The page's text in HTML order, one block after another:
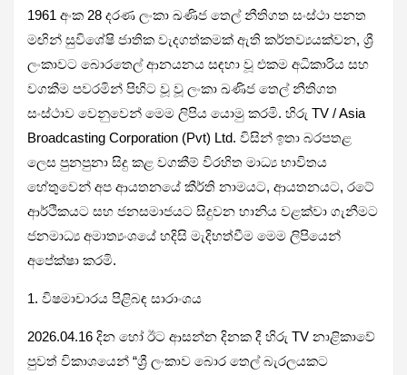
1961 අංක 28 දරණ ලංකා ඛණිජ තෙල් නීතිගත සංස්ථා පනත
මඟින් සුවිශේෂි ජාතික වැදගත්කමක් ඇති කර්තව්‍යයක්වන, ශ්‍රී
ලංකාවට බොරතෙල් ආනයනය සඳහා වූ එකම අධිකාරිය සහ
වගකීම පවරමින් පිහිට වූ වූ ලංකා ඛණිජ තෙල් නීතිගත
සංස්ථාව වෙනුවෙන් මෙම ලිපිය යොමු කරමි. හිරු TV / Asia
Broadcasting Corporation (Pvt) Ltd. විසින් ඉතා බරපතළ
ලෙස පුනපුනා සිදු කළ වගකීම් විරහිත මාධ්‍ය භාවිතය
හේතුවෙන් අප ආයතනයේ කීර්ති නාමයට, ආයතනයට, රටේ
ආර්ථිකයට සහ ජනසමාජයට සිදුවන හානිය වළක්වා ගැනීමට
ජනමාධ්‍ය අමාත්‍යංශයේ හදිසි මැදිහත්වීම මෙම ලිපියෙන්
අපේක්ෂා කරමි.
1. විෂමාචාරය පිළිබඳ සාරාංශය
2026.04.16 දින හෝ ඊට ආසන්න දිනක දී හිරු TV නාළිකාවේ
පුවත් විකාශයෙන් “ශ්‍රී ලංකාව බොර තෙල් බැරලයකට